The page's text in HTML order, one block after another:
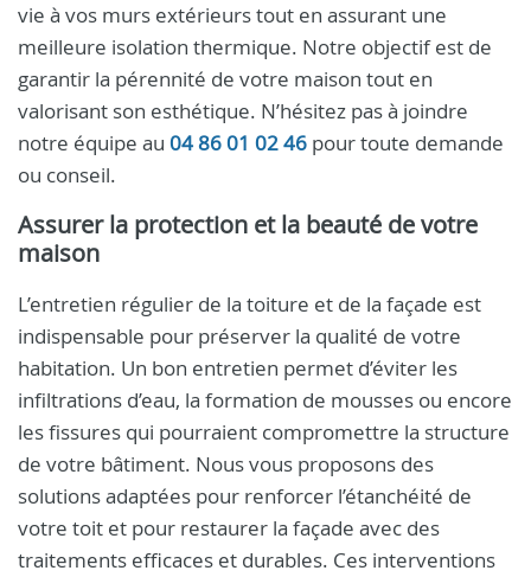
vie à vos murs extérieurs tout en assurant une
meilleure isolation thermique. Notre objectif est de
garantir la pérennité de votre maison tout en
valorisant son esthétique. N’hésitez pas à joindre
notre équipe au 04 86 01 02 46 pour toute demande
ou conseil.
Assurer la protection et la beauté de votre
maison
L’entretien régulier de la toiture et de la façade est
indispensable pour préserver la qualité de votre
habitation. Un bon entretien permet d’éviter les
infiltrations d’eau, la formation de mousses ou encore
les fissures qui pourraient compromettre la structure
de votre bâtiment. Nous vous proposons des
solutions adaptées pour renforcer l’étanchéité de
votre toit et pour restaurer la façade avec des
traitements efficaces et durables. Ces interventions